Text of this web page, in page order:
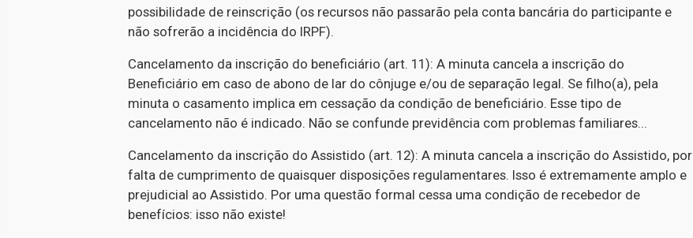
possibilidade de reinscrição (os recursos não passarão pela conta bancária do participante e
não sofrerão a incidência do IRPF).
Cancelamento da inscrição do beneficiário (art. 11): A minuta cancela a inscrição do
Beneficiário em caso de abono de lar do cônjuge e/ou de separação legal. Se filho(a), pela
minuta o casamento implica em cessação da condição de beneficiário. Esse tipo de
cancelamento não é indicado. Não se confunde previdência com problemas familiares...
Cancelamento da inscrição do Assistido (art. 12): A minuta cancela a inscrição do Assistido, por
falta de cumprimento de quaisquer disposições regulamentares. Isso é extremamente amplo e
prejudicial ao Assistido. Por uma questão formal cessa uma condição de recebedor de
benefícios: isso não existe!